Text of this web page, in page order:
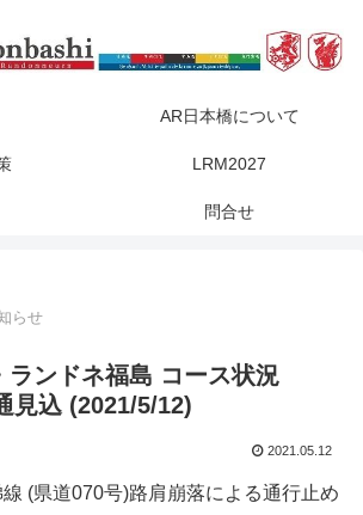
AR日本橋について
LRM2027
問合せ
らせ
ランドネ福島 コース状況
見込 (2021/5/12)
2021.05.12
(県道070号)路肩崩落による通行止め